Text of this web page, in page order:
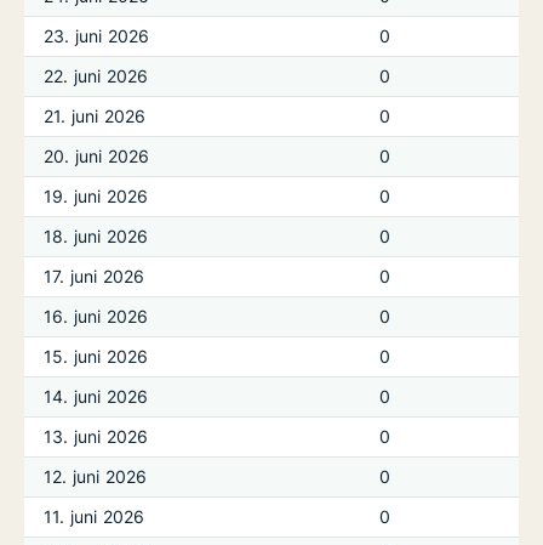
23. juni 2026
0
22. juni 2026
0
21. juni 2026
0
20. juni 2026
0
19. juni 2026
0
18. juni 2026
0
17. juni 2026
0
16. juni 2026
0
15. juni 2026
0
14. juni 2026
0
13. juni 2026
0
12. juni 2026
0
11. juni 2026
0